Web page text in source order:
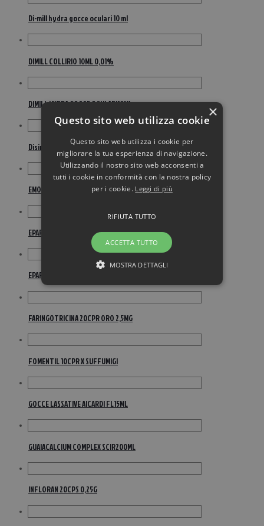
Di-mill hydra gocce oculari 10 ml
DIMILL COLLIRIO 10ML 0,01%
DIMILL HYDRA GOCCE OCULARI10ML
Disinfettante milton bacinella nuova 5 litri
EMORRIL CREMA 40G 1%+1,5%
EPAREMA 30CPR RIV 70+20+10MG
EPAREMA SCIR FL 180G
FARINGOTRICINA 20CPR ORO 2,5MG
FOMENTIL 10CPR X SUFFUMIGI
GOCCE LASSATIVE AICARDI FL15ML
GUAIACALCIUM COMPLEX SCIR200ML
INFLORAN 20CPS 0,25G
×
Questo sito web utilizza cookie
Questo sito web utilizza i cookie per
migliorare la tua esperienza di navigazione.
Utilizzando il nostro sito web acconsenti a
tutti i cookie in conformità con la nostra policy
per i cookie. Leggi di più
ACCETTA TUTTO
RIFIUTA TUTTO
MOSTRA DETTAGLI